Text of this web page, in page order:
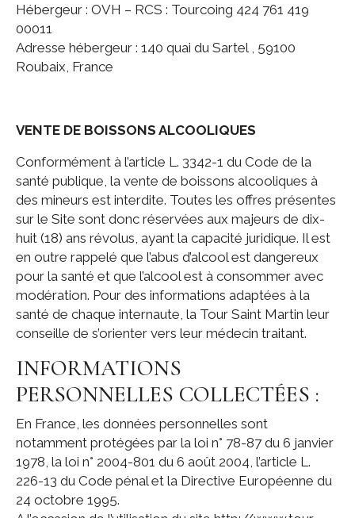
Hébergeur : OVH – RCS : Tourcoing 424 761 419
00011
Adresse hébergeur : 140 quai du Sartel , 59100
Roubaix, France
VENTE DE BOISSONS ALCOOLIQUES
Conformément à l’article L. 3342-1 du Code de la
santé publique, la vente de boissons alcooliques à
des mineurs est interdite. Toutes les offres présentes
sur le Site sont donc réservées aux majeurs de dix-
huit (18) ans révolus, ayant la capacité juridique. Il est
en outre rappelé que l’abus d’alcool est dangereux
pour la santé et que l’alcool est à consommer avec
modération. Pour des informations adaptées à la
santé de chaque internaute, la Tour Saint Martin leur
conseille de s’orienter vers leur médecin traitant.
INFORMATIONS
PERSONNELLES COLLECTÉES :
En France, les données personnelles sont
notamment protégées par la loi n° 78-87 du 6 janvier
1978, la loi n° 2004-801 du 6 août 2004, l’article L.
226-13 du Code pénal et la Directive Européenne du
24 octobre 1995.